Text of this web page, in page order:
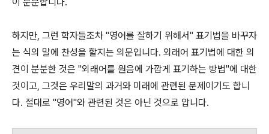
하지만, 그런 학자들조차 "영어를 잘하기 위해서" 표기법을 바꾸자
는 식의 말에 찬성을 할지는 의문입니다. 외래어 표기법에 대한 의
견이 분분한 것은 "외래어를 원음에 가깝게 표기하는 방법"에 대한
것이고, 그것은 우리말의 과거와 미래에 관련된 문제이기도 합니
다. 절대로 "영어"와 관련된 것은 아닌 것으로 압니다.